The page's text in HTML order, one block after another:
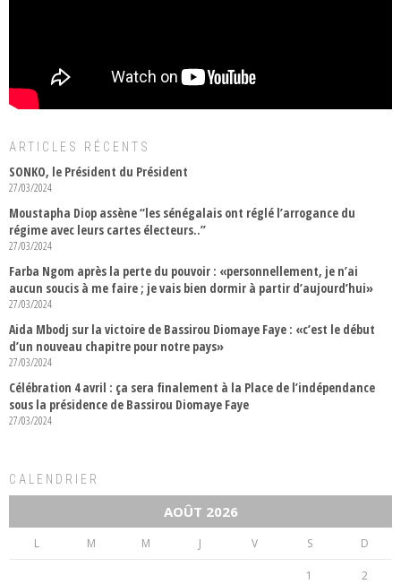
ARTICLES RÉCENTS
SONKO, le Président du Président
27/03/2024
Moustapha Diop assène “les sénégalais ont réglé l’arrogance du
régime avec leurs cartes électeurs..”
27/03/2024
Farba Ngom après la perte du pouvoir : «personnellement, je n’ai
aucun soucis à me faire ; je vais bien dormir à partir d’aujourd’hui»
27/03/2024
Aida Mbodj sur la victoire de Bassirou Diomaye Faye : «c’est le début
d’un nouveau chapitre pour notre pays»
27/03/2024
Célébration 4 avril : ça sera finalement à la Place de l’indépendance
sous la présidence de Bassirou Diomaye Faye
27/03/2024
CALENDRIER
AOÛT 2026
L M M J V S D
1 2